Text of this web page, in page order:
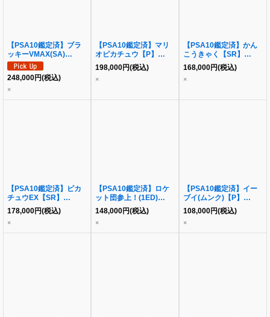
【PSA10鑑定済】ブラ
ッキーVMAX(SA)
【HR】{095/069} [S6a]
248,000円(税込)
×
【PSA10鑑定済】マリ
オピカチュウ【P】
{293/XY-P} [XY]
198,000円(税込)
×
【PSA10鑑定済】かん
こうきゃく【SR】
{192/173} [sm12a]
168,000円(税込)
×
【PSA10鑑定済】ピカ
チュウEX【SR】
{094/087} [CP6]
178,000円(税込)
×
【PSA10鑑定済】ロケ
ット団参上！(1ED)
{085/084} [PCG3]
148,000円(税込)
×
【PSA10鑑定済】イー
ブイ(ムンク)【P】
{287/SM-P} [その他]
108,000円(税込)
×